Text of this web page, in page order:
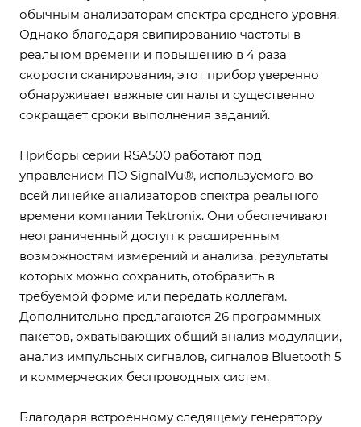
обычным анализаторам спектра среднего уровня.
Однако благодаря свипированию частоты в
реальном времени и повышению в 4 раза
скорости сканирования, этот прибор уверенно
обнаруживает важные сигналы и существенно
сокращает сроки выполнения заданий.
Приборы серии RSA500 работают под
управлением ПО SignalVu®, используемого во
всей линейке анализаторов спектра реального
времени компании Tektronix. Они обеспечивают
неограниченный доступ к расширенным
возможностям измерений и анализа, результаты
которых можно сохранить, отобразить в
требуемой форме или передать коллегам.
Дополнительно предлагаются 26 программных
пакетов, охватывающих общий анализ модуляции,
анализ импульсных сигналов, сигналов Bluetooth 5
и коммерческих беспроводных систем.
Благодаря встроенному следящему генератору